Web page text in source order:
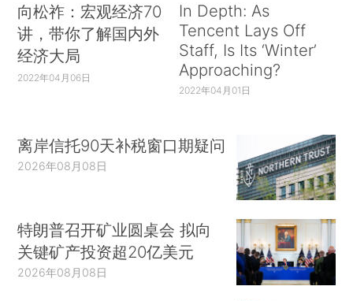
向松祚：宏观经济70
讲，带你了解国内外
经济大局
2022年04月06日
In Depth: As
Tencent Lays Off
Staff, Is Its ‘Winter’
Approaching?
2022年04月01日
离岸信托90天补税窗口期疑问
2026年08月08日
特朗普召开矿业圆桌会 拟向
关键矿产投资超20亿美元
2026年08月08日